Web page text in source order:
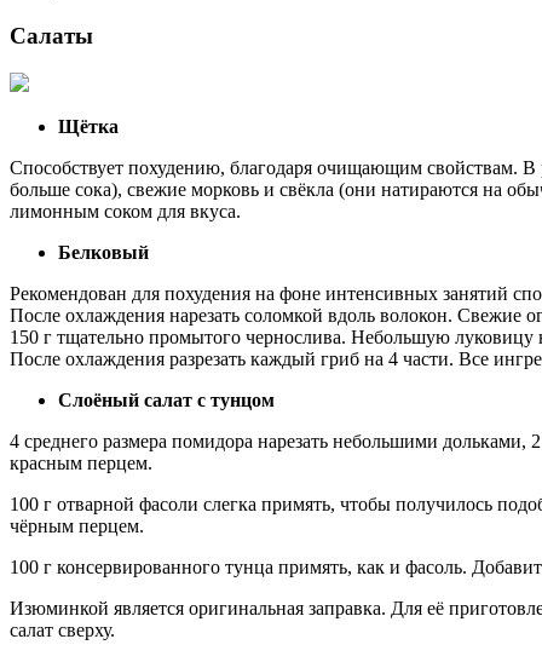
Салаты
Щётка
Способствует похудению, благодаря очищающим свойствам.
больше сока), свежие морковь и свёкла (они натираются на
лимонным соком для вкуса.
Белковый
Рекомендован для похудения на фоне интенсивных занятий
После охлаждения нарезать соломкой вдоль волокон. Свежие
150 г тщательно промытого чернослива. Небольшую
После охлаждения разрезать каждый гриб на 4 части. Все
Слоёный салат с тунцом
4 среднего размера помидора нарезать небольшими
красным перцем.
100 г отварной фасоли слегка примять, чтобы получилось
чёрным перцем.
100 г консервированного тунца примять, как и фасоль.
Изюминкой является оригинальная заправка. Для её
салат сверху.